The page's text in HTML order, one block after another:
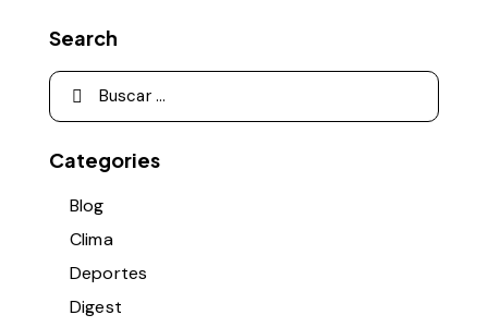
Search
Categories
Blog
Clima
Deportes
Digest